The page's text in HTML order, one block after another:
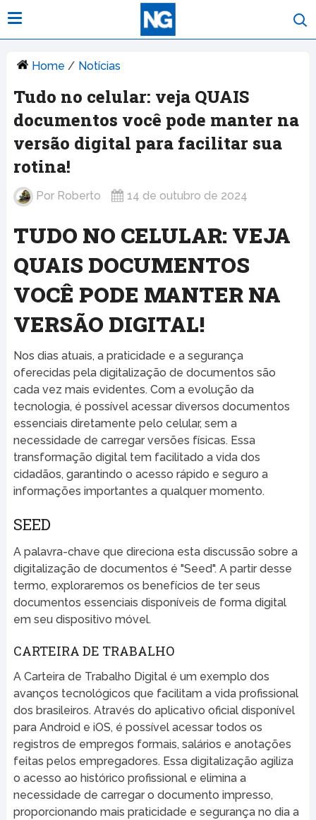
Home / Notícias
Tudo no celular: veja QUAIS
documentos você pode manter na
versão digital para facilitar sua
rotina!
Por Roberto 14 de outubro de 2024
TUDO NO CELULAR: VEJA
QUAIS DOCUMENTOS
VOCÊ PODE MANTER NA
VERSÃO DIGITAL!
Nos dias atuais, a praticidade e a segurança
oferecidas pela digitalização de documentos são
cada vez mais evidentes. Com a evolução da
tecnologia, é possível acessar diversos documentos
essenciais diretamente pelo celular, sem a
necessidade de carregar versões físicas. Essa
transformação digital tem facilitado a vida dos
cidadãos, garantindo o acesso rápido e seguro a
informações importantes a qualquer momento.
SEED
A palavra-chave que direciona esta discussão sobre a
digitalização de documentos é "Seed". A partir desse
termo, exploraremos os benefícios de ter seus
documentos essenciais disponíveis de forma digital
em seu dispositivo móvel.
CARTEIRA DE TRABALHO
A Carteira de Trabalho Digital é um exemplo dos
avanços tecnológicos que facilitam a vida profissional
dos brasileiros. Através do aplicativo oficial disponível
para Android e iOS, é possível acessar todos os
registros de empregos formais, salários e anotações
feitas pelos empregadores. Essa digitalização agiliza
o acesso ao histórico profissional e elimina a
necessidade de carregar o documento impresso,
proporcionando mais praticidade e segurança no dia a